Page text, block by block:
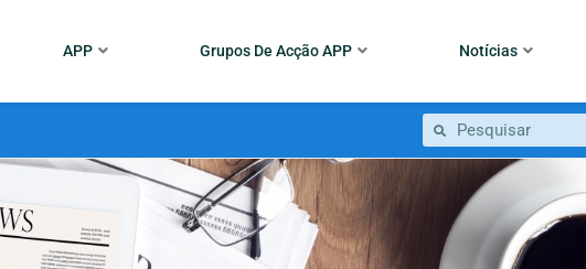
APP Grupos De Acção APP Notícias